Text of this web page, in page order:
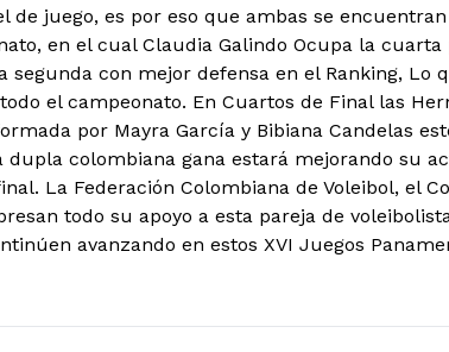
de juego, es por eso que ambas se
en el cual Claudia Galindo Ocupa la
segunda con mejor defensa en el Ranking, Lo
el campeonato. En Cuartos de Final las
por Mayra García y Bibiana Candelas
dupla colombiana gana estará mejorando su
La Federación Colombiana de Voleibol, el
todo su apoyo a esta pareja de
avanzando en estos XVI Juegos